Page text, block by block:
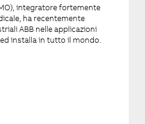
integratore fortemente
ha recentemente
ABB nelle applicazioni
installa in tutto il mondo.